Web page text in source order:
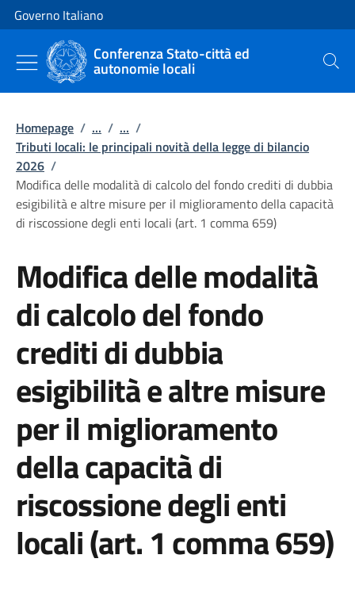
Vai al contenuto
Vai alla navigazione del sito
Governo Italiano
Conferenza Stato-città ed
autonomie locali Cerca
Homepage / ... / ... /
Tributi locali: le principali novità della legge di bilancio
2026 /
Modifica delle modalità di calcolo del fondo crediti di dubbia
esigibilità e altre misure per il miglioramento della capacità
di riscossione degli enti locali (art. 1 comma 659)
Modifica delle modalità
di calcolo del fondo
crediti di dubbia
esigibilità e altre misure
per il miglioramento
della capacità di
riscossione degli enti
locali (art. 1 comma 659)